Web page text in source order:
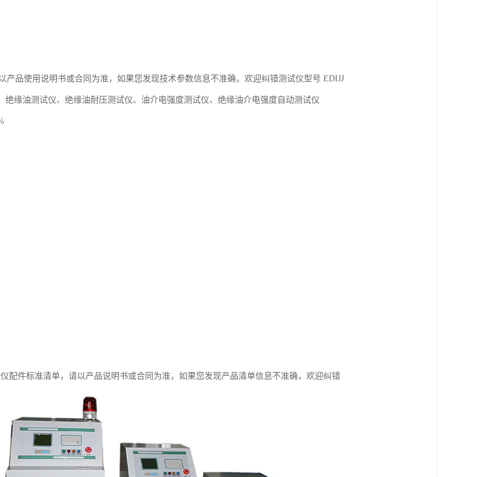
产品使用说明书或合同为准，如果您发现技术参数信息不准确，欢迎纠错测试仪型号 EDIJJ
绝缘油测试仪、绝缘油耐压测试仪、油介电强度测试仪、绝缘油介电强度自动测试仪
配件标准清单，请以产品说明书或合同为准，如果您发现产品清单信息不准确，欢迎纠错